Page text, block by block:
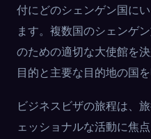
付にどのシェンゲン国に
ます。複数国のシェンゲ
のための適切な大使館を
目的と主要な目的地の国
ビジネスビザの旅程は、
ェッショナルな活動に焦